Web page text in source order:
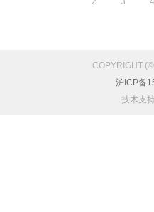
COPYRIGHT
沪ICP备
技术支